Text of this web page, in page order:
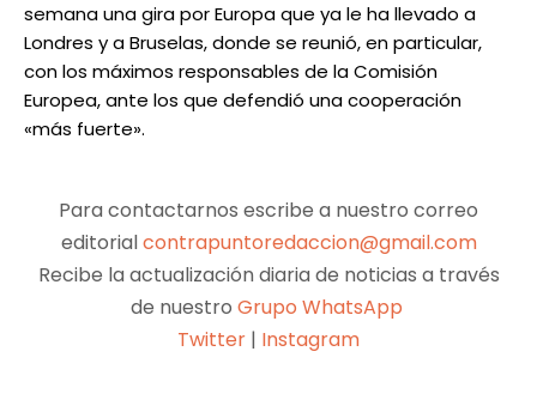
semana una gira por Europa que ya le ha llevado a
Londres y a Bruselas, donde se reunió, en particular,
con los máximos responsables de la Comisión
Europea, ante los que defendió una cooperación
«más fuerte».
Para contactarnos escribe a nuestro correo
editorialcontrapuntoredaccion@gmail.com
Recibe la actualización diaria de noticias a través
de nuestro Grupo WhatsApp
Twitter | Instagram